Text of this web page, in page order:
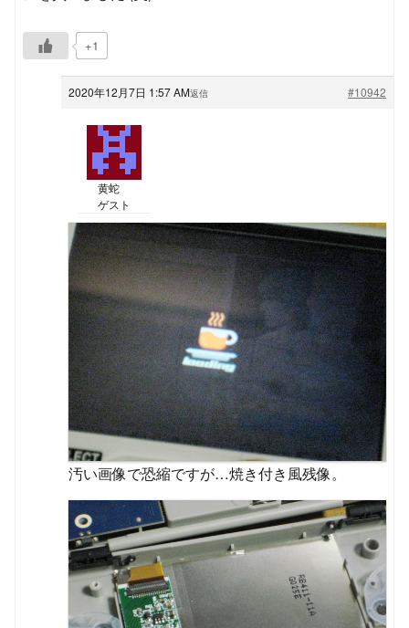
+1
2020年12月7日 1:57 AM #10942
返信
黄蛇
ゲスト
汚い画像で恐縮ですが…焼き付き風残像。